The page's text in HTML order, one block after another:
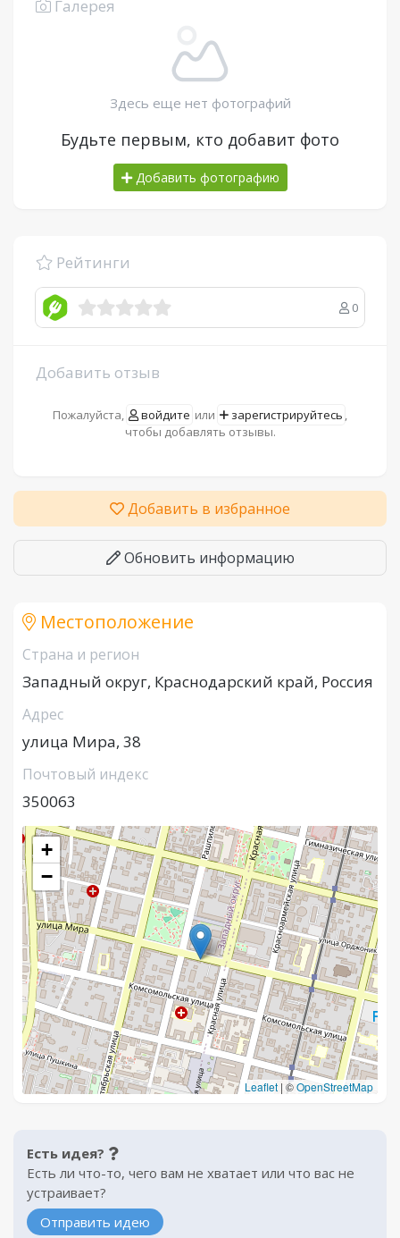
Галерея
Здесь еще нет фотографий
Будьте первым, кто добавит фото
Добавить фотографию
Рейтинги
0
Добавить отзыв
Пожалуйста, войдите или зарегистрируйтесь ,
чтобы добавлять отзывы.
Добавить в избранное
Обновить информацию
Местоположение
Страна и регион
Западный округ, Краснодарский край, Россия
Адрес
улица Мира, 38
Почтовый индекс
350063
+
−
Leaflet | ©OpenStreetMap
Есть идея?
Есть ли что-то, чего вам не хватает или что вас не
устраивает?
Отправить идею